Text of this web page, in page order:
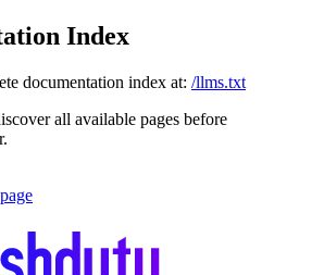
Index
documentation index at: /llms.txt
all available pages before